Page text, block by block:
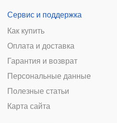
Сервис и поддержка
Как купить
Оплата и доставка
Гарантия и возврат
Персональные данные
Полезные статьи
Карта сайта